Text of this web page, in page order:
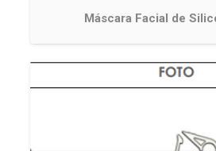
Máscara Facial de